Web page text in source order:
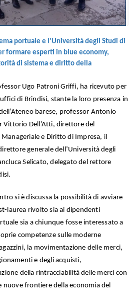
portuale e l’Università degli Studi di
formare esperti in blue economy,
di sistema e diritto della
Ugo Patroni Griffi, ha ricevuto per
di Brindisi, stante la loro presenza in
barese, professor Antonio
Vittorio Dell’Atti, direttore del
e Diritto di Impresa, il
generale dell’Università degli
Selicato, delegato del rettore
si è discussa la possibilità di avviare
laurea rivolto sia ai dipendenti
sia a chiunque fosse interessato a
competenze sulle moderne
la movimentazione delle merci,
e degli acquisti,
della rintracciabilità delle merci con
nuove frontiere della economia del